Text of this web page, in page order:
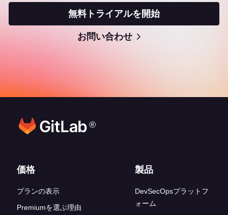
無料トライアルを開始
お問い合わせ
®
フッターリンク
価格
プランの表示
Premiumを選ぶ理由
製品
DevSecOpsプラットフ
ォーム